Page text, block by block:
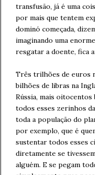
transfusão, já é uma
por mais que tentem
dominó começada,
imaginando uma
resgatar a doente, fica
Três trilhões de euros
bilhões de libras na
Rússia, mais
todos esses zerinhos
toda a população do
por exemplo, que é
sustentar todos esses
diretamente se
alguém. E se pegam